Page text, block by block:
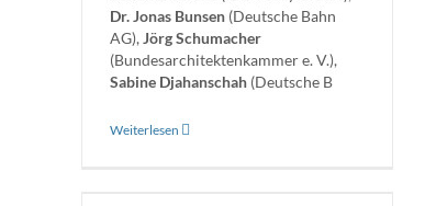
Dr. Jonas Bunsen(Deutsche Bahn
AG),Jörg Schumacher
(Bundesarchitektenkammer e. V.),
Sabine Djahanschah(Deutsche B
Weiterlesen